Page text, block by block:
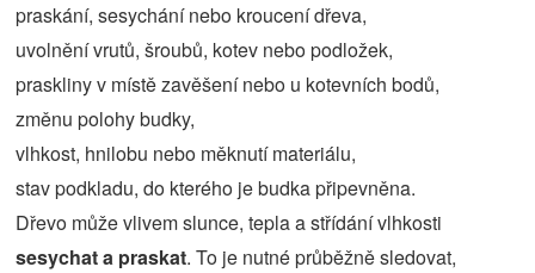
praskání, sesychání nebo kroucení dřeva,
uvolnění vrutů, šroubů, kotev nebo podložek,
praskliny v místě zavěšení nebo u kotevních bodů,
změnu polohy budky,
vlhkost, hnilobu nebo měknutí materiálu,
stav podkladu, do kterého je budka připevněna.
Dřevo může vlivem slunce, tepla a střídání vlhkosti
sesychat a praskat. To je nutné průběžně sledovat,